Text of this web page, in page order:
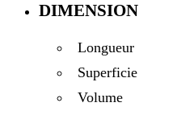
DIMENSION
Longueur
Superficie
Volume